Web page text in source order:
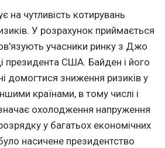
на чутливість котирувань
У розрахунок приймається
учасники ринку з Джо
президента США. Байден і його
домогтися зниження ризиків у
країнами, в тому числі і
охолодження напруження
у багатьох економічних
насичене президентство